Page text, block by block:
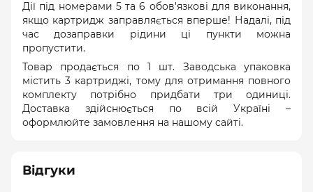
Дії під номерами 5 та 6 обов'язкові для виконання,
якщо картридж заправляється вперше! Надалі, під
час дозаправки рідини ці пункти можна
пропустити.
Товар продається по 1 шт. Заводська упаковка
містить 3 картриджі, тому для отримання повного
комплекту потрібно придбати три одиниці.
Доставка здійснюється по всій Україні –
оформлюйте замовлення на нашому сайті.
Відгуки